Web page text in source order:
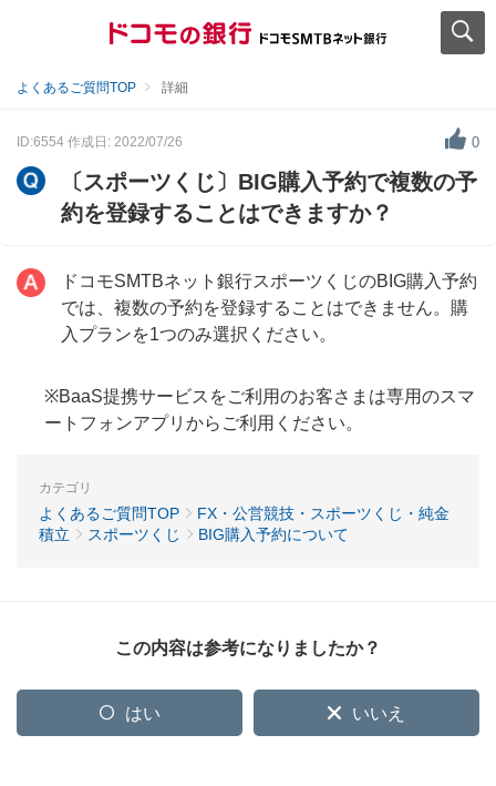
よくあるご質問TOP 詳細
ID:6554 作成日: 2022/07/26 0
〔スポーツくじ〕BIG購入予約で複数の予
約を登録することはできますか？
ドコモSMTBネット銀行スポーツくじのBIG購入予約
では、複数の予約を登録することはできません。購
入プランを1つのみ選択ください。
※BaaS提携サービスをご利用のお客さまは専用のスマ
ートフォンアプリからご利用ください。
カテゴリ
よくあるご質問TOP
FX・公営競技・スポーツくじ・純金
積立
スポーツくじ BIG購入予約について
この内容は参考になりましたか？
はい いいえ